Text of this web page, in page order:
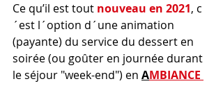
Ce qu’il est tout nouveau en 2021, c
´est l´option d´une animation
(payante) du service du dessert en
soirée (ou goûter en journée durant
le séjour "week-end") en AMBIANCE